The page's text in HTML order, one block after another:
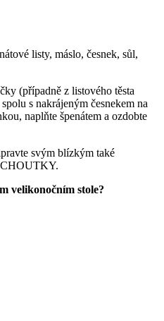
listy, máslo, česnek, sůl,
(případně z listového těsta
s nakrájeným česnekem na
naplňte špenátem a ozdobte
svým blízkým také
velikonočním stole?